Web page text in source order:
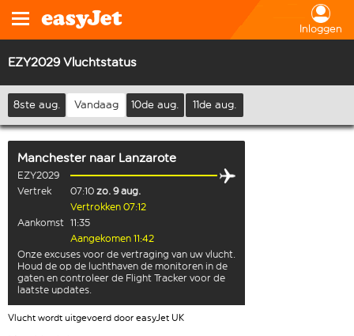
Inloggen
EZY2029 Vluchtstatus
8ste aug. Vandaag 10de aug. 11de aug.
Manchester naar Lanzarote
EZY2029
Vertrek
07:10 zo. 9 aug.
Vertrokken 07:12
Aankomst 11:35
Aangekomen 11:42
Onze excuses voor de vertraging van uw vlucht.
Houd de op de luchthaven de monitoren in de
gaten en controleer de Flight Tracker voor de
laatste updates.
Vlucht wordt uitgevoerd door easyJet UK